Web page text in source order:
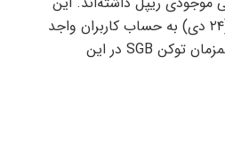
ایردراپ در روز ۱۴ ژانویه (۲۴ دی) به حساب کاربران واجد
شرایط واریز می‌شود و همزمان توکن SGB در این